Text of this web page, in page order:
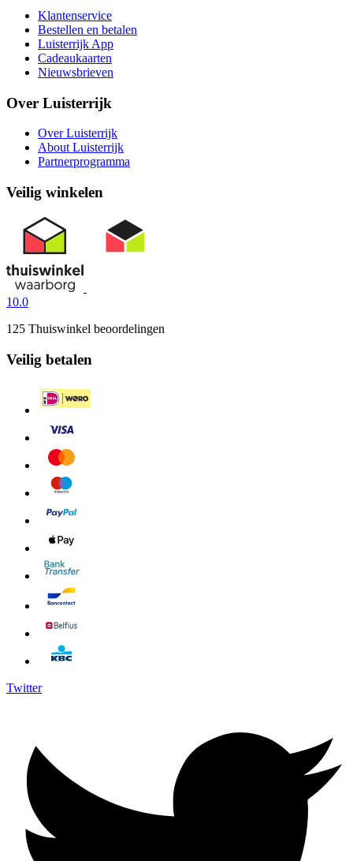
Klantenservice
Bestellen en betalen
Luisterrijk App
Cadeaukaarten
Nieuwsbrieven
Over Luisterrijk
Over Luisterrijk
About Luisterrijk
Partnerprogramma
Veilig winkelen
10.0
125 Thuiswinkel beoordelingen
Veilig betalen
Twitter